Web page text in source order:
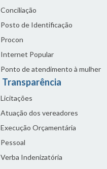
Conciliação
Posto de Identificação
Procon
Internet Popular
Ponto de atendimento à mulher
Transparência
Licitações
Atuação dos vereadores
Execução Orçamentária
Pessoal
Verba Indenizatória